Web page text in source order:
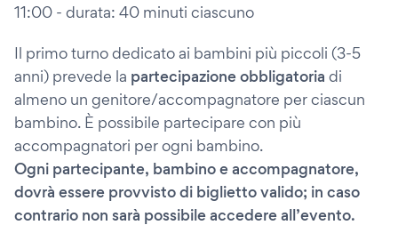
11:00 - durata: 40 minuti ciascuno
Il primo turno dedicato ai bambini più piccoli (3-5
anni) prevede la partecipazione obbligatoria di
almeno un genitore/accompagnatore per ciascun
bambino. È possibile partecipare con più
accompagnatori per ogni bambino.
Ogni partecipante, bambino e accompagnatore,
dovrà essere provvisto di biglietto valido; in caso
contrario non sarà possibile accedere all’evento.